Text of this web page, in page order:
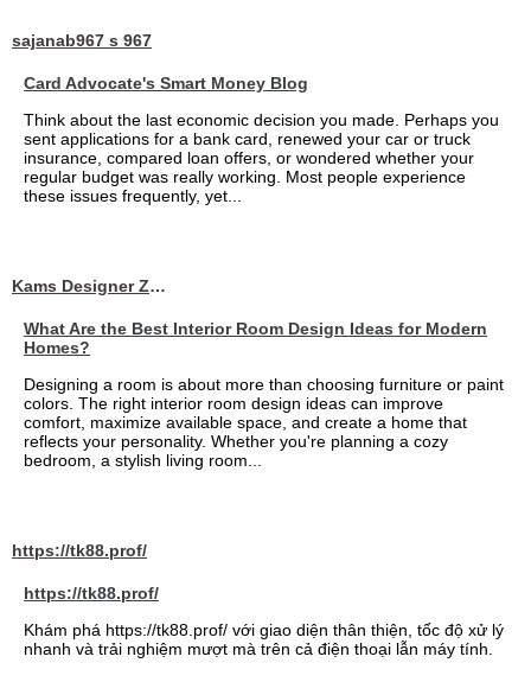
sajanab967 s 967
Card Advocate's Smart Money Blog
Think about the last economic decision you made. Perhaps you
sent applications for a bank card, renewed your car or truck
insurance, compared loan offers, or wondered whether your
regular budget was really working. Most people experience
these issues frequently, yet...
Kams Designer Zone
What Are the Best Interior Room Design Ideas for Modern
Homes?
Designing a room is about more than choosing furniture or paint
colors. The right interior room design ideas can improve
comfort, maximize available space, and create a home that
reflects your personality. Whether you're planning a cozy
bedroom, a stylish living room...
https://tk88.prof/
https://tk88.prof/
Khám phá https://tk88.prof/ với giao diện thân thiện, tốc độ xử lý
nhanh và trải nghiệm mượt mà trên cả điện thoại lẫn máy tính.